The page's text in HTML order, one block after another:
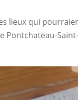
lieux qui
Pontchateau-